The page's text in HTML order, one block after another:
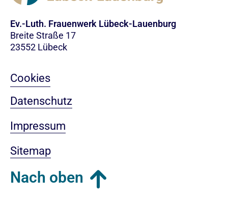
Ev.-Luth. Frauenwerk Lübeck-Lauenburg
Breite Straße 17
23552 Lübeck
Cookies
Datenschutz
Impressum
Sitemap
Nach oben